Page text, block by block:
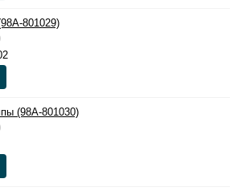
801029)
(98A-801030)